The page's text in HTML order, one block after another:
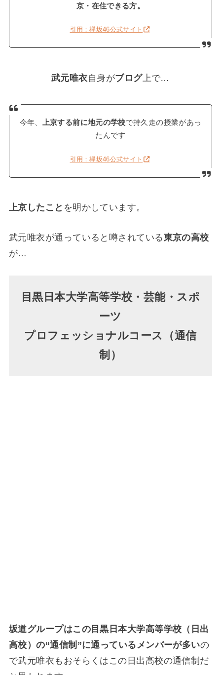
京・在住できる方。
引用：欅坂46公式サイト
武元唯衣自身がブログ上で…
今年、 上京する前に地元の学校で持久走の授業があっ
たんです
引用：欅坂46公式サイト
上京したこと を明かしています。
武元唯衣が通っていると噂されている東京の高校
が…
目黒日本大学高等学校・芸能・スポ
ーツ
プロフェッショナルコース（通信
制）
坂道グループはこの目黒日本大学高等学校（日出
高校）の“通信制”に通っているメンバーが多いの
で武元唯衣もおそらくはこの日出高校の通信制だ